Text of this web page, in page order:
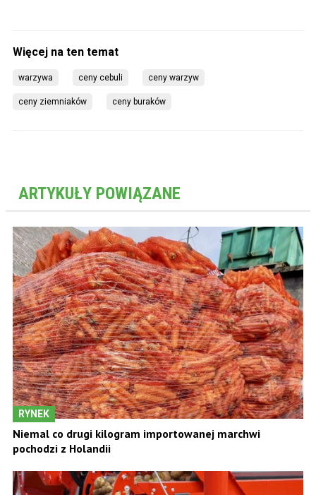
warzywa ceny cebuli ceny warzyw
ceny ziemniaków ceny buraków
ARTYKUŁY POWIĄZANE
RYNEK
Niemal co drugi kilogram importowanej marchwi
pochodzi z Holandii